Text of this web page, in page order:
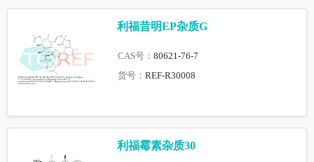
利福昔明EP杂质G
CAS号：80621-76-7
货号：REF-R30008
利福霉素杂质30